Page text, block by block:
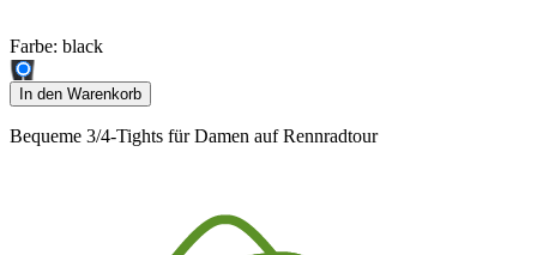
Farbe: black
In den Warenkorb
Bequeme 3/4-Tights für Damen auf Rennradtour